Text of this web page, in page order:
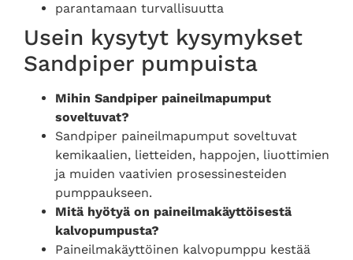
parantamaan turvallisuutta
Usein kysytyt kysymykset
Sandpiper pumpuista
Mihin Sandpiper paineilmapumput
soveltuvat?
Sandpiper paineilmapumput soveltuvat
kemikaalien, lietteiden, happojen, liuottimien
ja muiden vaativien prosessinesteiden
pumppaukseen.
Mitä hyötyä on paineilmakäyttöisestä
kalvopumpusta?
Paineilmakäyttöinen kalvopumppu kestää